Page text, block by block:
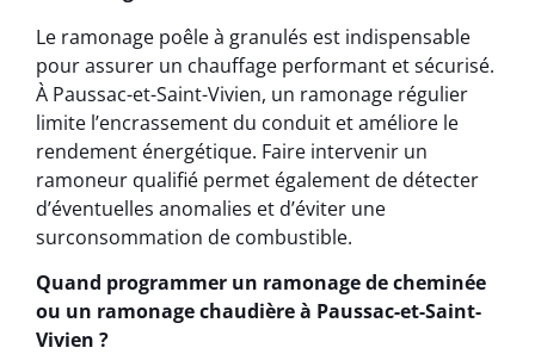
Le ramonage poêle à granulés est indispensable
pour assurer un chauffage performant et sécurisé.
À Paussac-et-Saint-Vivien, un ramonage régulier
limite l’encrassement du conduit et améliore le
rendement énergétique. Faire intervenir un
ramoneur qualifié permet également de détecter
d’éventuelles anomalies et d’éviter une
surconsommation de combustible.
Quand programmer un ramonage de cheminée
ou un ramonage chaudière à Paussac-et-Saint-
Vivien ?